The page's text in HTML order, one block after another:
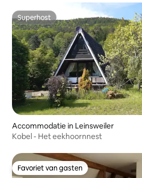
Superhost
Superhost
Accommodatie in Leinsweiler
Kobel - Het eekhoornnest
Favoriet van gasten
Favoriet van gasten